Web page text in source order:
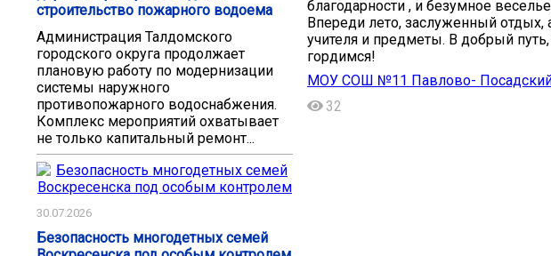
строительство пожарного водоема
Администрация Талдомского
городского округа продолжает
плановую работу по модернизации
системы наружного
противопожарного водоснабжения.
Комплекс мероприятий охватывает
не только капитальный ремонт...
30.07.2026
Безопасность многодетных семей
благодарности , и безумное
Впереди лето, заслуженный
учителя и предметы. В добрый
гордимся!️
МОУ СОШ №11 Павлово- Посадский
32